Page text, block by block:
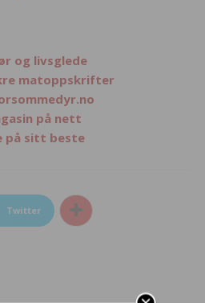
og livsglede
matoppskrifter
på nett
på sitt beste
Twitter